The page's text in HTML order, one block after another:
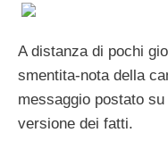
A distanza di pochi
smentita-nota della
messaggio postato su
versione dei fatti.